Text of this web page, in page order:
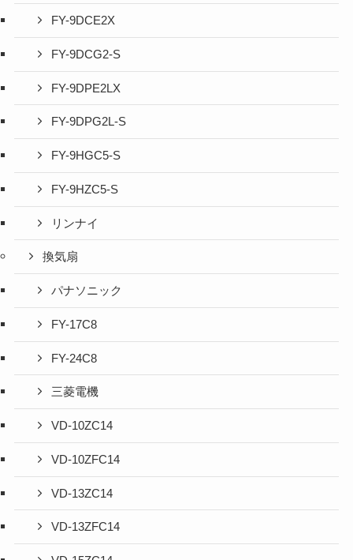
FY-9DCE2X
FY-9DCG2-S
FY-9DPE2LX
FY-9DPG2L-S
FY-9HGC5-S
FY-9HZC5-S
リンナイ
換気扇
パナソニック
FY-17C8
FY-24C8
三菱電機
VD-10ZC14
VD-10ZFC14
VD-13ZC14
VD-13ZFC14